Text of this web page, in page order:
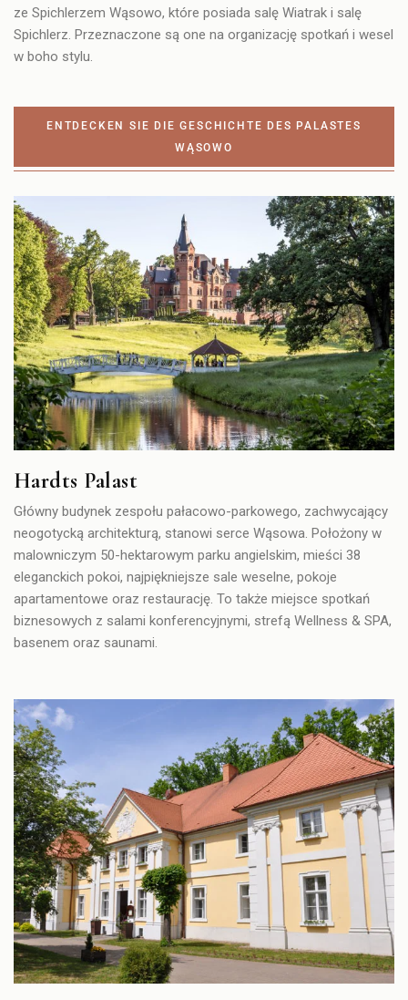
ze Spichlerzem Wąsowo, które posiada salę Wiatrak i salę
Spichlerz. Przeznaczone są one na organizację spotkań i wesel
w boho stylu.
ENTDECKEN SIE DIE GESCHICHTE DES PALASTES
WĄSOWO
Hardts Palast
Główny budynek zespołu pałacowo-parkowego, zachwycający
neogotycką architekturą, stanowi serce Wąsowa. Położony w
malowniczym 50-hektarowym parku angielskim, mieści 38
eleganckich pokoi, najpiękniejsze sale weselne, pokoje
apartamentowe oraz restaurację. To także miejsce spotkań
biznesowych z salami konferencyjnymi, strefą Wellness & SPA,
basenem oraz saunami.